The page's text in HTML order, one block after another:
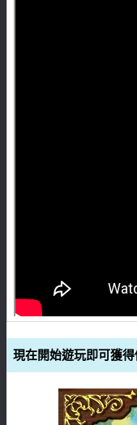
現在開始遊玩即可獲